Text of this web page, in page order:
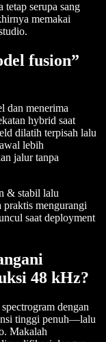
tetap serupa sang
memakai
fusion”
dan menerima
hybrid saat
dilatih terpisah lalu
lebih
jalur tanpa
& stabil lalu
mengurangi
saat deployment
48 kHz?
dengan
tinggi penuh—lalu
Makalah